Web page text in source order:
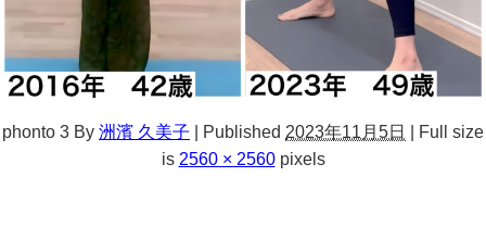
phonto 3 By 洲濱 久美子 Published 2023年11月5日
Full size
is 2560 × 2560pixels